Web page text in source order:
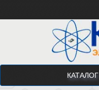
КАТАЛОГ